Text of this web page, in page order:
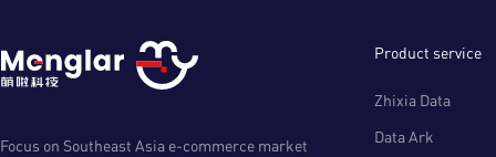
Focus on Southeast Asia e-commerce market
Product service
Zhixia Data
Data Ark